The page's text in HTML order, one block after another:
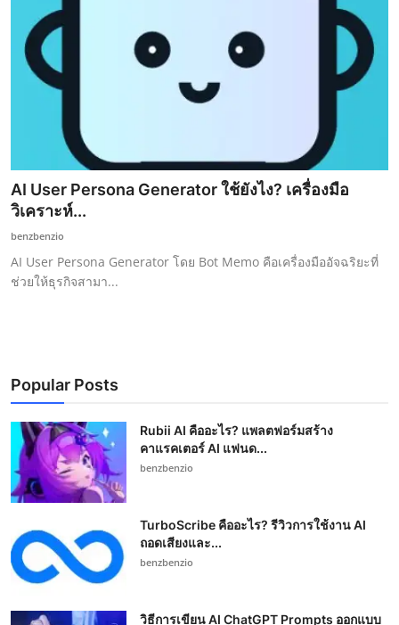
AI User Persona Generator ใช้ยังไง? เครื่องมือ
วิเคราะห์...
benzbenzio
AI User Persona Generator โดย Bot Memo คือเครื่องมืออัจฉริยะที่
ช่วยให้ธุรกิจสามา...
Popular Posts
Rubii AI คืออะไร? แพลตฟอร์มสร้าง
คาแรคเตอร์ AI แฟนด...
benzbenzio
TurboScribe คืออะไร? รีวิวการใช้งาน AI
ถอดเสียงและ...
benzbenzio
วิธีการเขียน AI ChatGPT Prompts ออกแบบ